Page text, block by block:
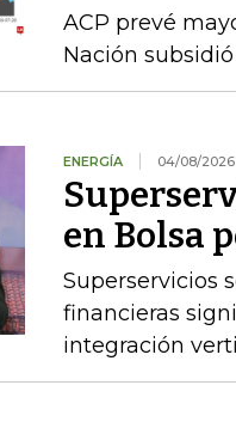
ACP prevé
Nación
ENERGÍA 04/08/2026
en Bolsa
Superservicios
financieras
integración